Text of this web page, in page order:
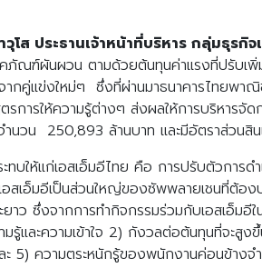
Search
for:
ส ประธานเจ้าหน้าที่บริหาร กลุ่มธุรกิ
ภัณฑ์ผันผวน ตามด้วยต้นทุนค่าแรงที่ปรับเ
กคู่แข่งใหม่ๆ ซึ่งที่ผ่านมาธนาคารไทยพา
รการให้ความรู้ต่างๆ ส่งผลให้การบริหา
นวน 250,893 ล้านบาท และมีอัตราส่วน
ทบให้แก่เอสเอ็มอีไทย คือ การปรับตัวกา
สเอ็มอีเป็นส่วนใหญ่ของซัพพลายเชนที่ต้อง
ยาว ซึ่งจากการทำกิจกรรมร่วมกับเอสเอ็
รู้และความเข้าใจ 2) กังวลต่อต้นทุนที่จะ
ะ 5) ความตระหนักรู้ของพนักงานค่อนข้างจ